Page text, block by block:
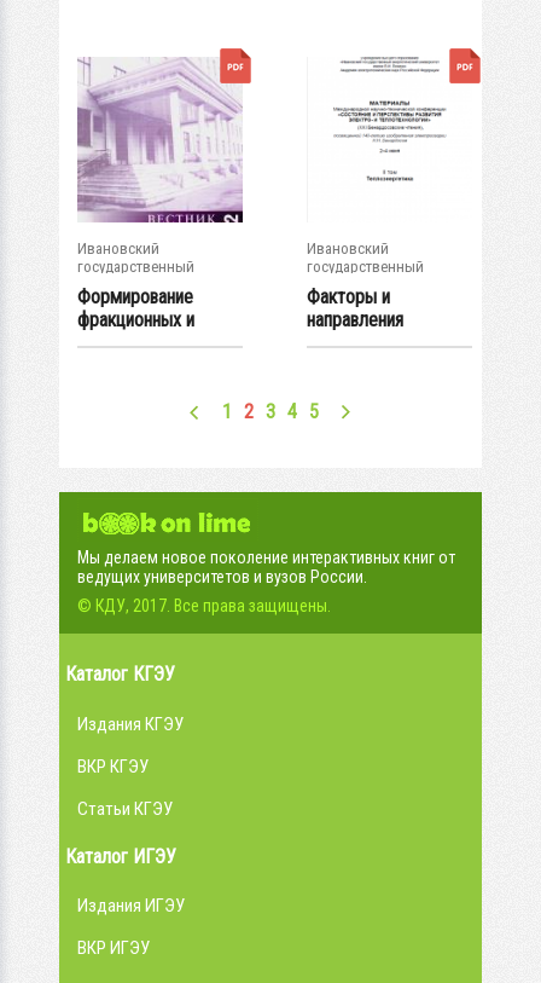
Ивановский
государственный
энергетический...
Формирование
фракционных и
энергетических
Ивановский
государственный
энергетический...
Факторы и
направления
развития
1
2 3 4 5
Мы делаем новое поколение интерактивных книг от
ведущих университетов и вузов России.
© КДУ, 2017. Все права защищены.
Каталог КГЭУ
Издания КГЭУ
ВКР КГЭУ
Статьи КГЭУ
Каталог ИГЭУ
Издания ИГЭУ
ВКР ИГЭУ